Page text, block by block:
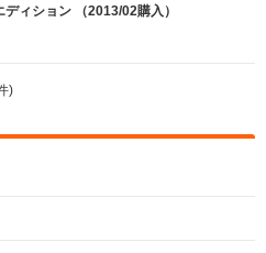
ィション （2013/02購入）
)